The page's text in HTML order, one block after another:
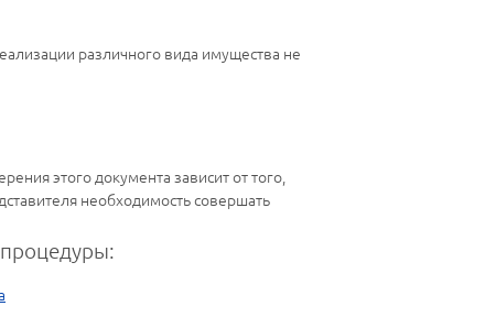
различного вида имущества не
этого документа зависит от того,
необходимость совершать